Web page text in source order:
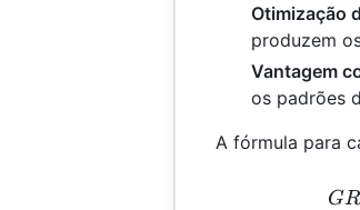
Otimização
produzem
Vantagem
os padrões
A fórmula para
GR